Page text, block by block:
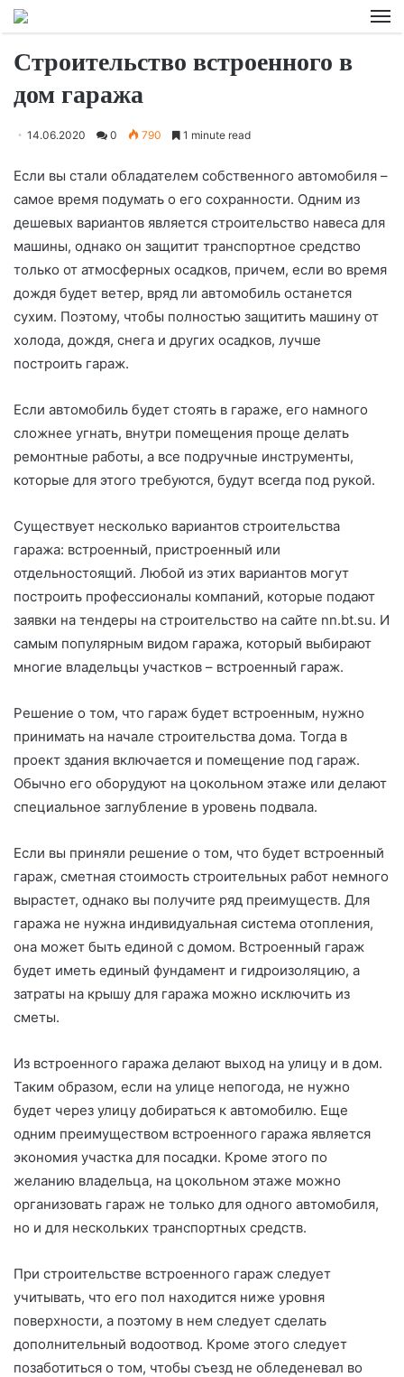
Строительство встроенного в
дом гаража
14.06.2020 0 790 1 minute read
Если вы стали обладателем собственного автомобиля –
самое время подумать о его сохранности. Одним из
дешевых вариантов является строительство навеса для
машины, однако он защитит транспортное средство
только от атмосферных осадков, причем, если во время
дождя будет ветер, вряд ли автомобиль останется
сухим. Поэтому, чтобы полностью защитить машину от
холода, дождя, снега и других осадков, лучше
построить гараж.
Если автомобиль будет стоять в гараже, его намного
сложнее угнать, внутри помещения проще делать
ремонтные работы, а все подручные инструменты,
которые для этого требуются, будут всегда под рукой.
Существует несколько вариантов строительства
гаража: встроенный, пристроенный или
отдельностоящий. Любой из этих вариантов могут
построить профессионалы компаний, которые подают
заявки на тендеры на строительство на сайте nn.bt.su. И
самым популярным видом гаража, который выбирают
многие владельцы участков – встроенный гараж.
Решение о том, что гараж будет встроенным, нужно
принимать на начале строительства дома. Тогда в
проект здания включается и помещение под гараж.
Обычно его оборудуют на цокольном этаже или делают
специальное заглубление в уровень подвала.
Если вы приняли решение о том, что будет встроенный
гараж, сметная стоимость строительных работ немного
вырастет, однако вы получите ряд преимуществ. Для
гаража не нужна индивидуальная система отопления,
она может быть единой с домом. Встроенный гараж
будет иметь единый фундамент и гидроизоляцию, а
затраты на крышу для гаража можно исключить из
сметы.
Из встроенного гаража делают выход на улицу и в дом.
Таким образом, если на улице непогода, не нужно
будет через улицу добираться к автомобилю. Еще
одним преимуществом встроенного гаража является
экономия участка для посадки. Кроме этого по
желанию владельца, на цокольном этаже можно
организовать гараж не только для одного автомобиля,
но и для нескольких транспортных средств.
При строительстве встроенного гараж следует
учитывать, что его пол находится ниже уровня
поверхности, а поэтому в нем следует сделать
дополнительный водоотвод. Кроме этого следует
позаботиться о том, чтобы съезд не обледеневал во